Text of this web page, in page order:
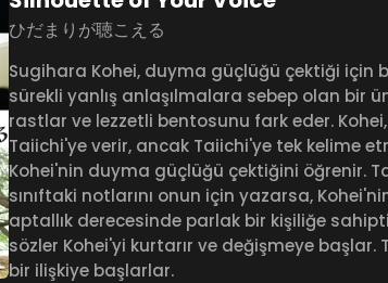
ひだまりが聴こえる
Sugihara Kohei, duyma güçlüğü çektiği için
sürekli yanlış anlaşılmalara sebep olan bir
rastlar ve lezzetli bentosunu fark eder.
Taiichi'ye verir, ancak Taiichi'ye tek kelime
Kohei'nin duyma güçlüğü çektiğini öğrenir.
sınıftaki notlarını onun için yazarsa,
aptallık derecesinde parlak bir kişiliğe
sözler Kohei'yi kurtarır ve değişmeye
bir ilişkiye başlarlar.